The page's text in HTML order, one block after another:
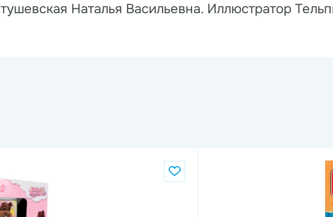
Наталья Васильевна. Иллюстратор